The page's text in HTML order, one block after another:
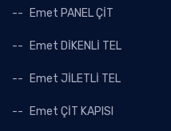
Emet PANEL ÇİT
Emet DİKENLİ TEL
Emet JİLETLİ TEL
Emet ÇİT KAPISI